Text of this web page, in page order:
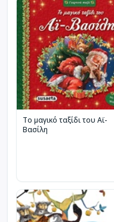
Το μαγικό ταξίδι του Αϊ-
Βασίλη